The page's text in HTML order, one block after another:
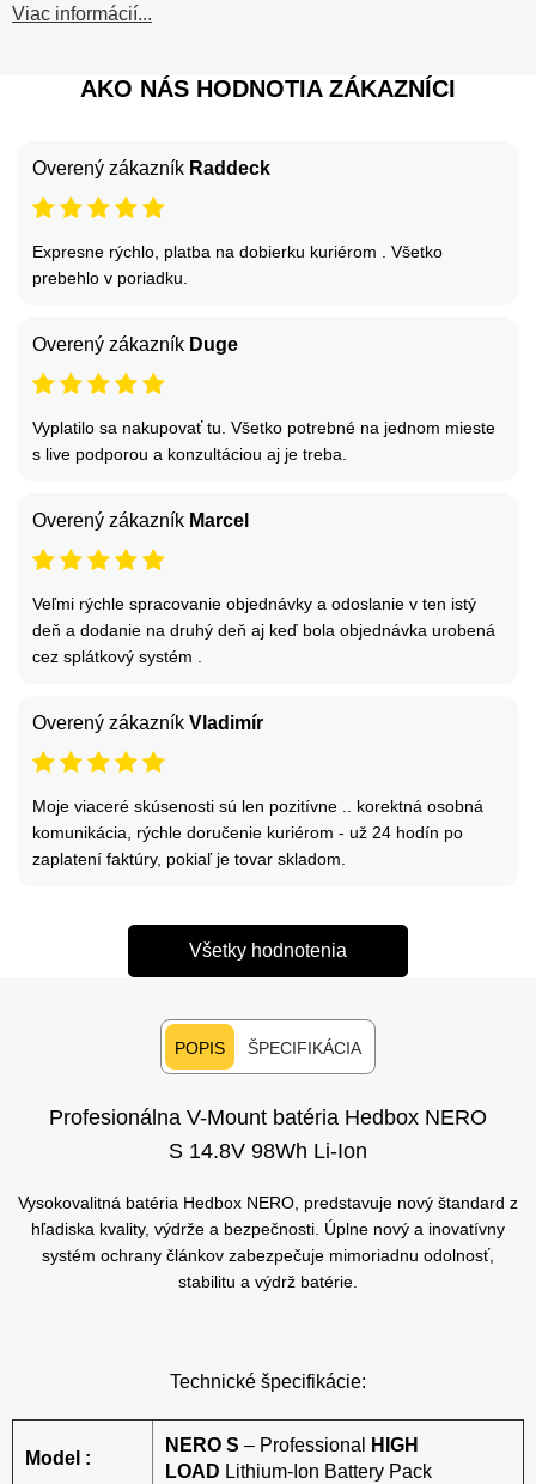
Viac informácií...
AKO NÁS HODNOTIA ZÁKAZNÍCI
Overený zákazník Raddeck
Expresne rýchlo, platba na dobierku kuriérom . Všetko
prebehlo v poriadku.
Overený zákazník Duge
Vyplatilo sa nakupovať tu. Všetko potrebné na jednom mieste
s live podporou a konzultáciou aj je treba.
Overený zákazník Marcel
Veľmi rýchle spracovanie objednávky a odoslanie v ten istý
deň a dodanie na druhý deň aj keď bola objednávka urobená
cez splátkový systém .
Overený zákazník Vladimír
Moje viaceré skúsenosti sú len pozitívne .. korektná osobná
komunikácia, rýchle doručenie kuriérom - už 24 hodín po
zaplatení faktúry, pokiaľ je tovar skladom.
Všetky hodnotenia
POPIS ŠPECIFIKÁCIA
Profesionálna V-Mount batéria Hedbox NERO
S 14.8V 98Wh Li-Ion
Vysokovalitná batéria Hedbox NERO, predstavuje nový štandard z
hľadiska kvality, výdrže a bezpečnosti. Úplne nový a inovatívny
systém ochrany článkov zabezpečuje mimoriadnu odolnosť,
stabilitu a výdrž batérie.
Technické špecifikácie:
Model :
NERO S – Professional
HIGH
LOAD Lithium-Ion Battery Pack